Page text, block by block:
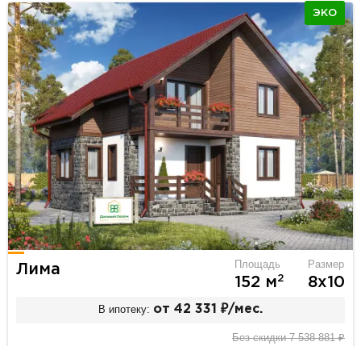
ЭКО
Лима Площадь
152 м2
Размер
8х10
В ипотеку: от 42 331 ₽/мес.
Без скидки 7 538 881 ₽